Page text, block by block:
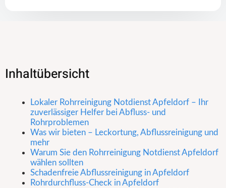
Inhaltübersicht
Lokaler Rohrreinigung Notdienst Apfeldorf – Ihr
zuverlässiger Helfer bei Abfluss- und
Rohrproblemen
Was wir bieten – Leckortung, Abflussreinigung und
mehr
Warum Sie den Rohrreinigung Notdienst Apfeldorf
wählen sollten
Schadenfreie Abflussreinigung in Apfeldorf
Rohrdurchfluss-Check in Apfeldorf